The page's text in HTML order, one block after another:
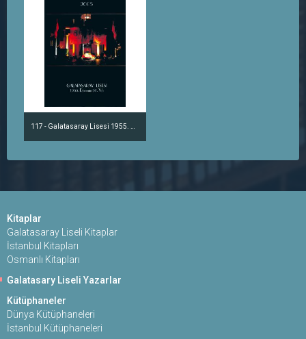
Kitaplar
Galatasaray Liseli Kitaplar
İstanbul Kitapları
Osmanlı Kitapları
Galatasary Liseli Yazarlar
Kütüphaneler
Dünya Kütüphaneleri
İstanbul Kütüphaneleri